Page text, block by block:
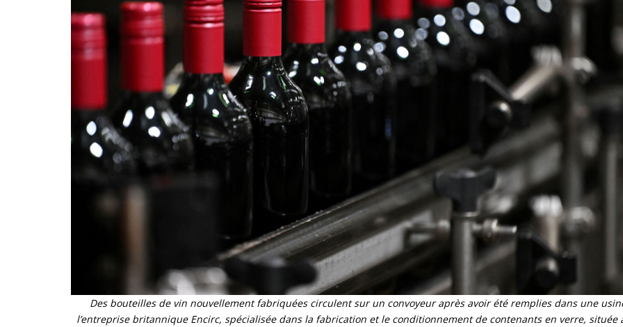
Des bouteilles de vin nouvellement fabriquées circulent sur un convoyeur après avoir été remplies dans une
l’entreprise britannique Encirc, spécialisée dans la fabrication et le conditionnement de contenants en verre, située